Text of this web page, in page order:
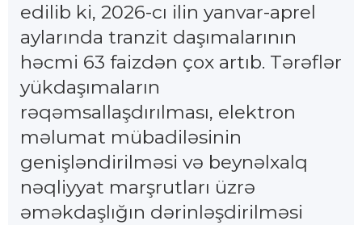
edilib ki, 2026-cı ilin yanvar-aprel
aylarında tranzit daşımalarının
həcmi 63 faizdən çox artıb. Tərəflər
yükdaşımaların
rəqəmsallaşdırılması, elektron
məlumat mübadiləsinin
genişləndirilməsi və beynəlxalq
nəqliyyat marşrutları üzrə
əməkdaşlığın dərinləşdirilməsi